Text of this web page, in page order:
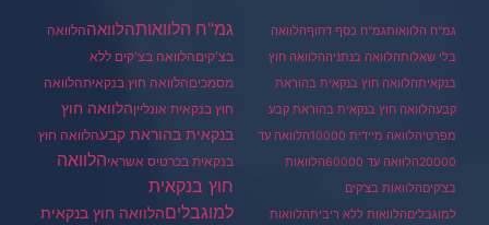
גמ"ח הלוואותגמ"ח כסף דחוףהלוואה
בלי שאלותהלוואה בנתניההלוואה חוץ
בנקאיתהלוואה חוץ בנקאית בהוראת
קבעהלוואה חוץ בנקאית בהוראת קבע
מפרטיהלוואה מיידית 10000
הלוואה עד
20000הלוואה עד 60000
הלוואות
בצ'קיםהלוואות בצ'קים
למוגבליםהלוואות ללא ריביתהלוואות
גמ"ח הלוואותהלוואההלוואה
בצ'קיםהלוואה בצ'קים ללא
מסמכיםהלוואה חוץ בנקאיתהלוואה
חוץ בנקאית אונלייןהלוואה חוץ
בנקאית בהוראת קבעהלוואה חוץ
בנקאית בכרטיס אשראיהלוואה
חוץ בנקאית
למוגבליםהלוואה חוץ בנקאית